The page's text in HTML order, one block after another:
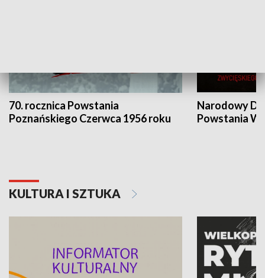
70. rocznica Powstania
Poznańskiego Czerwca 1956 roku
Narodowy
Powstania
KULTURA I SZTUKA